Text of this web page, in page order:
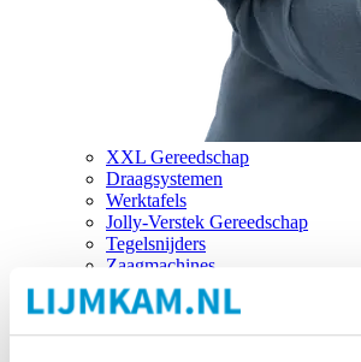
XXL Gereedschap
Draagsystemen
Werktafels
Jolly-Verstek Gereedschap
Tegelsnijders
Zaagmachines
Merken